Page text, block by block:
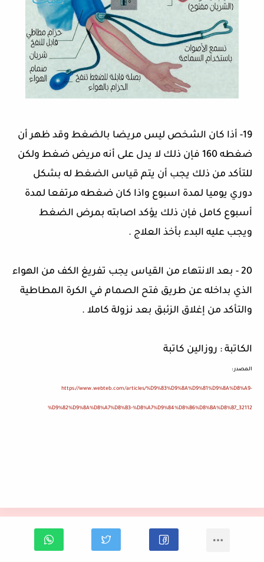
19- أذا كان الشخص ليس مريضا بالضغط وقد ظهر أن
ضغطه 160 فإن ذلك لا يدل على أنه مريض ضغط ولكن
للتأكد من ذلك يجب أن يتم قياس الضغط له بشكل
دوري يوميا لمدة اسبوع واذا كان ضغطه مرتفعا لمدة
أسبوع كامل فإن ذلك يؤكد اصابته بمرض الضغط
ويجب عليه البدء بأخذ العلاج .
20 -
بعد الانتهاء من القياس يجب تفريغ الكف من الهواء
الذي بداخله عن طريق فتح الصمام في الكرة المطاطية
والتأكد من إغلاق الزئبق بعد نزولة كاملا .
الكاتبة : روزالين كاتبة
المصدر :
https://www.webteb.com/articles/%D9%83%D9%8A%D9%81%D9%8A%D8%A9-
%D9%82%D9%8A%D8%A7%D8%B3-%D8%A7%D9%84%D8%B6%D8%BA%D8%B7_32112